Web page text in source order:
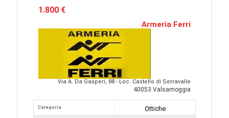
1.800 €
Armeria Ferri
Via A. Da Gasperi, 88 - Loc. Castello di Serravalle
40053 Valsamoggia
Categoria
Ottiche